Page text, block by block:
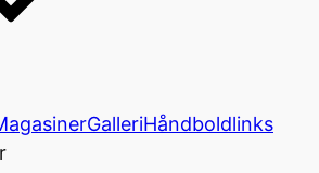
GalleriHåndboldlinks